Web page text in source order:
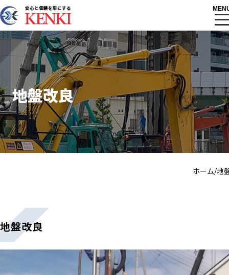
会社案内
地盤改良
ホーム/地
地盤改良